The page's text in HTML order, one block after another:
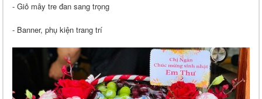
- Giỏ mây tre đan sang trọng
- Banner, phụ kiện trang trí